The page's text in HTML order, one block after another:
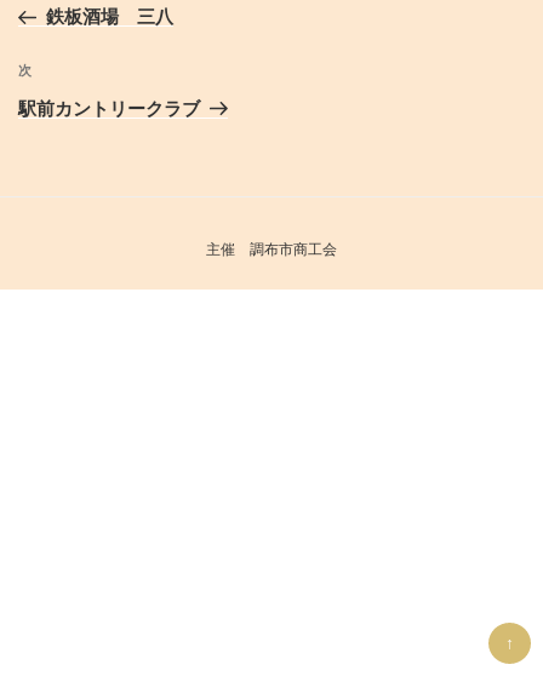
ナ
ビ
ゲ
ョ
の
稿
鉄板酒場 三八
次
の
次
駅前カントリークラブ
主催 調布市商工会
↑